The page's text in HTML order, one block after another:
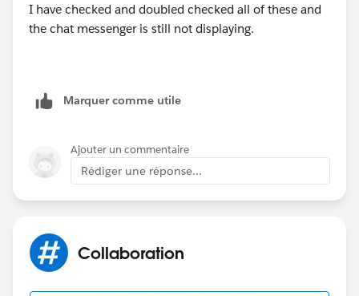
Why is Chat not displaying?
(http://help.salesforce.com/HTViewSolution?
I have checked and doubled checked all of these and
the chat messenger is still not displaying.
Marquer comme utile
Ajouter un commentaire
Rédiger une réponse...
Collaboration